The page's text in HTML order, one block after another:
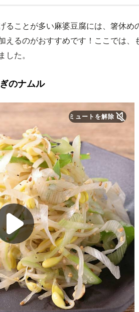
ることが多い麻婆豆腐には、箸休め
えるのがおすすめです！ここでは、
た。
のナムル
ミュートを解除